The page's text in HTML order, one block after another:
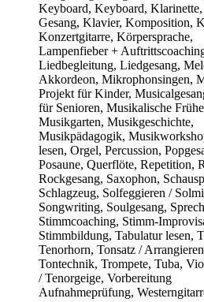
Keyboard, Keyboard,
Gesang, Klavier, Komposition,
Konzertgitarre, Körpersprache,
Lampenfieber +
Liedbegleitung, Liedgesang,
Akkordeon, Mikrophonsingen,
Projekt für Kinder,
für Senioren, Musikalische
Musikgarten, Musikgeschichte,
Musikpädagogik,
lesen, Orgel, Percussion,
Posaune, Querflöte, Repetition,
Rockgesang, Saxophon,
Schlagzeug, Solfeggieren /
Songwriting, Soulgesang,
Stimmcoaching, Stimm-
Stimmbildung, Tabulatur lesen,
Tenorhorn, Tonsatz /
Tontechnik, Trompete, Tuba,
/ Tenorgeige, Vorbereitung
Aufnahmeprüfung,